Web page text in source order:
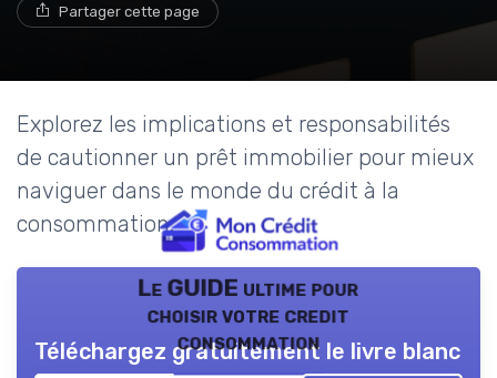
Partager cette page
Explorez les implications et responsabilités
de cautionner un prêt immobilier pour mieux
naviguer dans le monde du crédit à la
consommation.
Le GUIDE ultime pour
choisir votre credit
consommation
Téléchargez gratuitement le livre blanc